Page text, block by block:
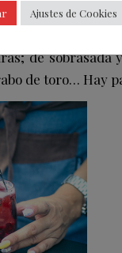
,Crema de
de
de toro… Hay
Ajustes de Cookies